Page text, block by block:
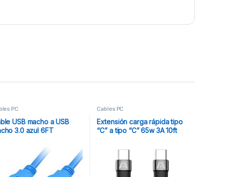
PC
USB macho a USB
3.0 azul 6FT
Cables PC
Extensión carga rápida tipo
“C” a tipo “C” 65w 3A 10ft